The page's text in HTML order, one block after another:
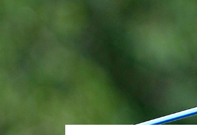
ประเทศไทย